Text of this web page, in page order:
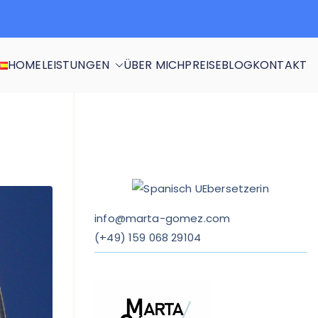
HOMELEISTUNGEN ÜBER MICHPREISEBLOGKONTAKT
info@marta-gomez.com
(+49) 159 068 29104